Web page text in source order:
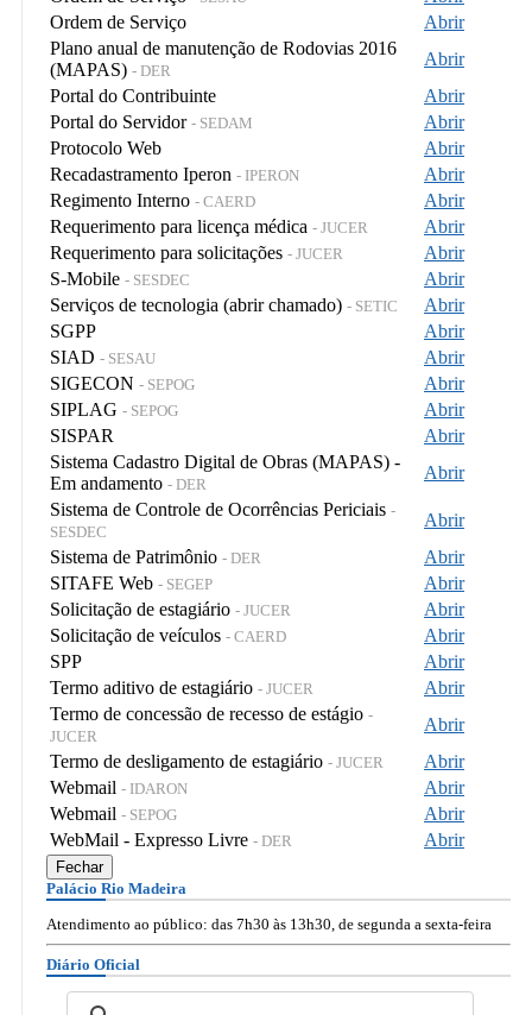
Ordem de Serviço
Abrir
Plano anual de manutenção de Rodovias 2016
(MAPAS) - DER
Abrir
Portal do Contribuinte
Abrir
Portal do Servidor - SEDAM
Abrir
Protocolo Web
Abrir
Recadastramento Iperon - IPERON
Abrir
Regimento Interno - CAERD
Abrir
Requerimento para licença médica - JUCER
Abrir
Requerimento para solicitações - JUCER
Abrir
S-Mobile - SESDEC
Abrir
Serviços de tecnologia (abrir chamado) - SETIC
Abrir
SGPP
Abrir
SIAD - SESAU
Abrir
SIGECON - SEPOG
Abrir
SIPLAG - SEPOG
Abrir
SISPAR
Abrir
Sistema Cadastro Digital de Obras (MAPAS) -
Em andamento - DER
Abrir
Sistema de Controle de Ocorrências Periciais -
SESDEC
Abrir
Sistema de Patrimônio - DER
Abrir
SITAFE Web - SEGEP
Abrir
Solicitação de estagiário - JUCER
Abrir
Solicitação de veículos - CAERD
Abrir
SPP
Abrir
Termo aditivo de estagiário - JUCER
Abrir
Termo de concessão de recesso de estágio -
JUCER
Abrir
Termo de desligamento de estagiário - JUCER
Abrir
Webmail - IDARON
Abrir
Webmail - SEPOG
Abrir
WebMail - Expresso Livre - DER Abrir
Fechar
Palácio Rio Madeira
Atendimento ao público: das 7h30 às 13h30, de segunda a sexta-feira
Diário Oficial